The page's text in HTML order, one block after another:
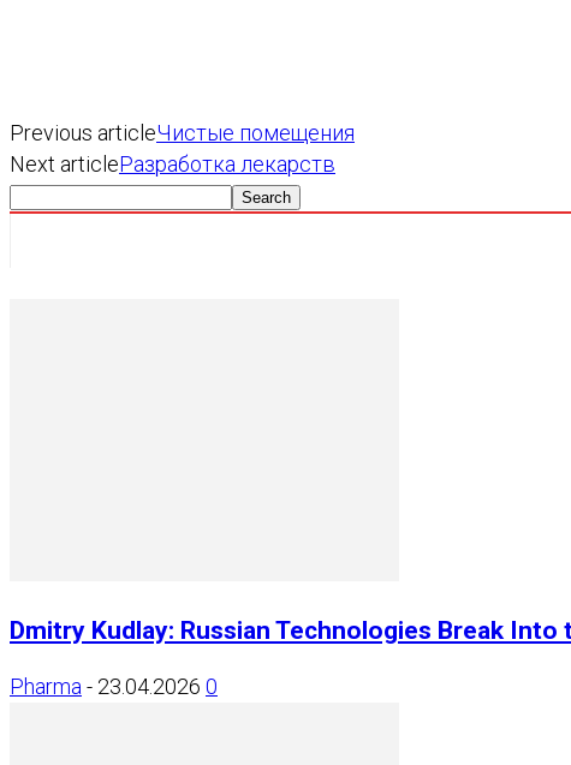
Previous articleЧистые помещения
Next articleРазработка лекарств
Dmitry Kudlay: Russian Technologies Break
Pharma - 23.04.2026 0